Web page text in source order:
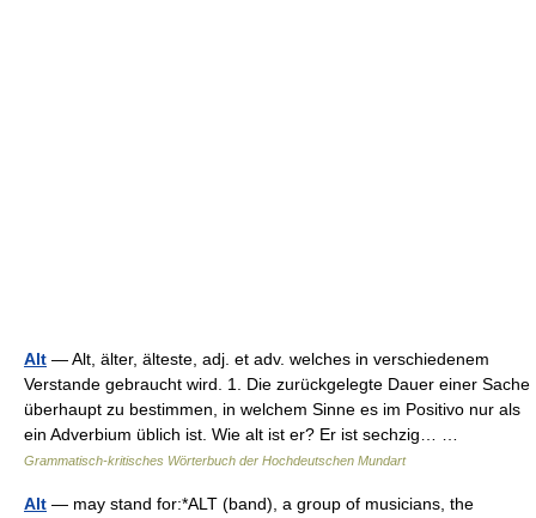
Alt — Alt, älter, älteste, adj. et adv. welches in verschiedenem
Verstande gebraucht wird. 1. Die zurückgelegte Dauer einer Sache
überhaupt zu bestimmen, in welchem Sinne es im Positivo nur als
ein Adverbium üblich ist. Wie alt ist er? Er ist sechzig… …
Grammatisch-kritisches Wörterbuch der Hochdeutschen Mundart
Alt — may stand for:*ALT (band), a group of musicians, the